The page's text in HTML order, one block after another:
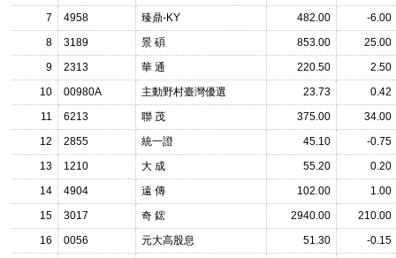
7
4958 臻鼎-KY 482.00
-6.00
8
3189 景 碩 853.00
25.00
9
2313 華 通 220.50
2.50
10
00980A 主動野村臺灣優選 23.73
0.42
11
6213 聯 茂 375.00
34.00
12
2855 統一證 45.10
-0.75
13
1210 大 成 55.20
0.20
14
4904 遠 傳 102.00
1.00
15
3017 奇 鋐 2940.00
210.00
16
0056 元大高股息 51.30
-0.15